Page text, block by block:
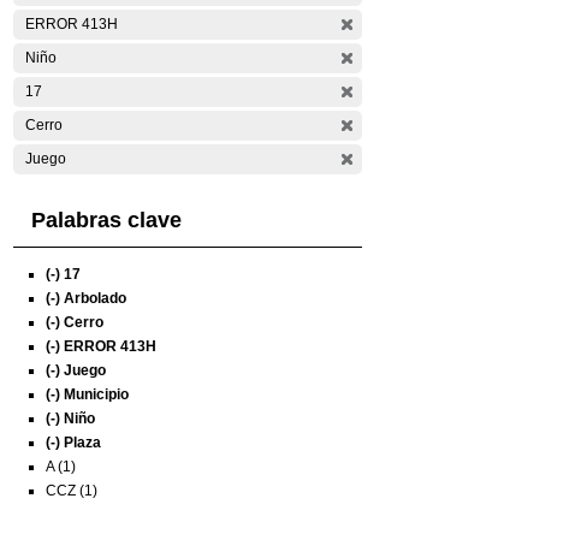
ERROR 413H
Niño
17
Cerro
Juego
Palabras clave
(-) 17
(-) Arbolado
(-) Cerro
(-) ERROR 413H
(-) Juego
(-) Municipio
(-) Niño
(-) Plaza
A (1)
CCZ (1)